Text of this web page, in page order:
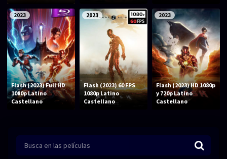
Bélico Thriller
Biográfico Musical
SERIES
Series 1080p Series 4K HDR
Series 720p 2160p 4K SDR
¿COMO DESCARGAR?
2023
Flash (2023) Full HD
1080p Latino
Castellano
2023
Flash (2023) 60 FPS
1080p Latino
Castellano
2023
Flash (2023) HD 1080p
y 720p Latino
Castellano